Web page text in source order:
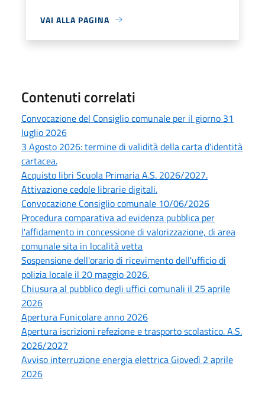
VAI ALLA PAGINA
Contenuti correlati
Convocazione del Consiglio comunale per il giorno 31
luglio 2026
3 Agosto 2026: termine di validità della carta d'identità
cartacea.
Acquisto libri Scuola Primaria A.S. 2026/2027.
Attivazione cedole librarie digitali.
Convocazione Consiglio comunale 10/06/2026
Procedura comparativa ad evidenza pubblica per
l'affidamento in concessione di valorizzazione, di area
comunale sita in località vetta
Sospensione dell'orario di ricevimento dell'ufficio di
polizia locale il 20 maggio 2026.
Chiusura al pubblico degli uffici comunali il 25 aprile
2026
Apertura Funicolare anno 2026
Apertura iscrizioni refezione e trasporto scolastico. A.S.
2026/2027
Avviso interruzione energia elettrica Giovedì 2 aprile
2026